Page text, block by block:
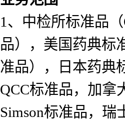
1、中检所标准品
品），美国药典标
准品），日本药典
QCC标准品，加拿
Simson标准品，瑞